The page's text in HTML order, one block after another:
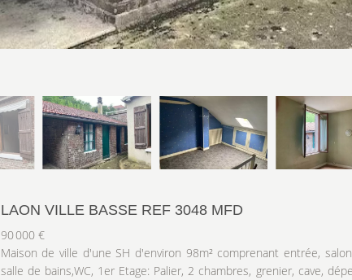
LAON VILLE BASSE REF 3048 MFD
90 000 €
Maison de ville d'une SH d'environ 98m² comprenant entrée,
salle de bains,WC, 1er Etage: Palier, 2 chambres, grenier, cave,